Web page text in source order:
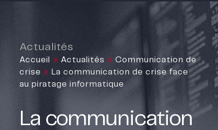
Actualités
Accueil » Actualités » Communication de
crise » La communication de crise face
au piratage informatique
La communication